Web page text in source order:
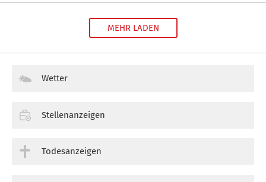
MEHR LADEN
Wetter
Stellenanzeigen
Todesanzeigen